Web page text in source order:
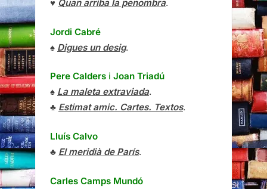
♥ Quan arriba la penombra.
Jordi Cabré
♠ Digues un desig.
Pere Calders i Joan Triadú
♠ La maleta extraviada.
♣ Estimat amic. Cartes. Textos.
Lluís Calvo
♣ El meridià de París.
Carles Camps Mundó